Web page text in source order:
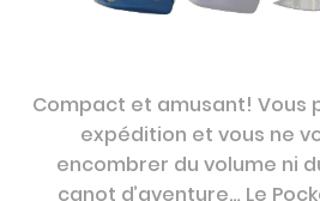
Compact et amusant! Vous
expédition et vous ne
encombrer du volume ni
canot d’aventure… Le